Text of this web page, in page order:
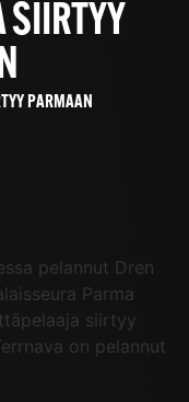
SIIRTYY
PARMAAN
pelannut Dren
Parma
siirtyy
on pelannut